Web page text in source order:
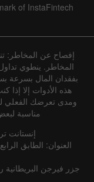
of InstaFintech
إفصاح عن المخاطر:
المخاطر. ينطوي
بفقدان المال بسرعة
هذه الأدوات إلا إذا
ومدى تعرضك الفعلي
مناسبة
إنستانت
العنوان: الطابق